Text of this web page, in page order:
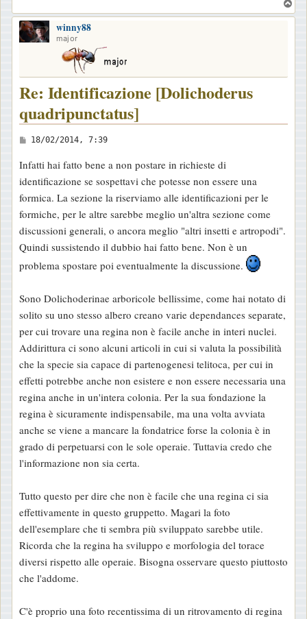
o
winny88
major
Re: Identificazione [Dolichoderus
quadripunctatus]
M
s
s
a
g
g
i
o
18/02/2014, 7:39
Infatti hai fatto bene a non postare in richieste di
identificazione se sospettavi che potesse non essere una
formica. La sezione la riserviamo alle identificazioni per le
formiche, per le altre sarebbe meglio un'altra sezione come
discussioni generali, o ancora meglio "altri insetti e artropodi".
Quindi sussistendo il dubbio hai fatto bene. Non è un
problema spostare poi eventualmente la discussione.
Sono Dolichoderinae arboricole bellissime, come hai notato di
solito su uno stesso albero creano varie dependances separate,
per cui trovare una regina non è facile anche in interi nuclei.
Addirittura ci sono alcuni articoli in cui si valuta la possibilità
che la specie sia capace di partenogenesi telitoca, per cui in
effetti potrebbe anche non esistere e non essere necessaria una
regina anche in un'intera colonia. Per la sua fondazione la
regina è sicuramente indispensabile, ma una volta avviata
anche se viene a mancare la fondatrice forse la colonia è in
grado di perpetuarsi con le sole operaie. Tuttavia credo che
l'informazione non sia certa.
Tutto questo per dire che non è facile che una regina ci sia
effettivamente in questo gruppetto. Magari la foto
dell'esemplare che ti sembra più sviluppato sarebbe utile.
Ricorda che la regina ha sviluppo e morfologia del torace
diversi rispetto alle operaie. Bisogna osservare questo piuttosto
che l'addome.
C'è proprio una foto recentissima di un ritrovamento di regina